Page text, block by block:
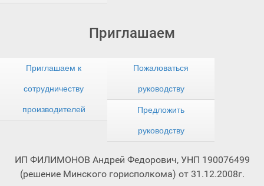
Приглашаем
Приглашаем к
сотрудничеству
производителей
Пожаловаться
руководству
Предложить
руководству
ИП ФИЛИМОНОВ Андрей Федорович, УНП 190076499
(решение Минского горисполкома) от 31.12.2008г.